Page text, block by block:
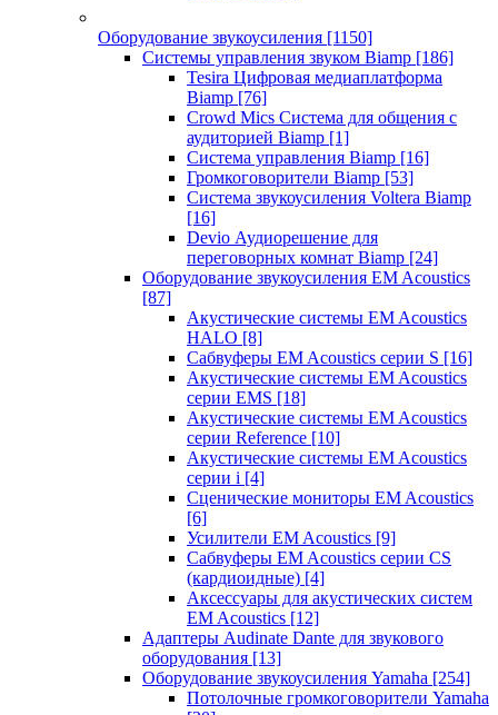
Оборудование звукоусиления [1150]
Системы управления звуком Biamp [186]
Tesira Цифровая медиаплатформа
Biamp [76]
Crowd Mics Система для общения с
аудиторией Biamp [1]
Система управления Biamp [16]
Громкоговорители Biamp [53]
Система звукоусиления Voltera Biamp
[16]
Devio Аудиорешение для
переговорных комнат Biamp [24]
Оборудование звукоусиления EM Acoustics
[87]
Акустические системы EM Acoustics
HALO [8]
Сабвуферы EM Acoustics серии S [16]
Акустические системы EM Acoustics
серии EMS [18]
Акустические системы EM Acoustics
серии Reference [10]
Акустические системы EM Acoustics
серии i [4]
Сценические мониторы EM Acoustics
[6]
Усилители EM Acoustics [9]
Сабвуферы EM Acoustics серии CS
(кардиоидные) [4]
Аксессуары для акустических систем
EM Acoustics [12]
Адаптеры Audinate Dante для звукового
оборудования [13]
Оборудование звукоусиления Yamaha [254]
Потолочные громкоговорители Yamaha